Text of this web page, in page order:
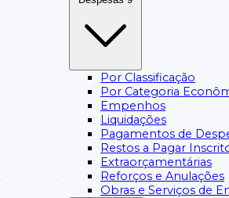
Por Classificação
Por Categoria
Empenhos
Liquidações
Pagamentos de
Restos a Pagar
Extraorçamentárias
Reforços e Anulações
Obras e Serviços de